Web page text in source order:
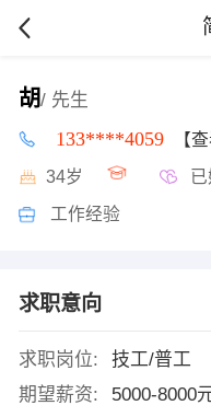
胡/ 先生
133****4059 【
34岁
工作经验
求职意向
求职岗位:
技工/普工
期望薪资:
5000-8000